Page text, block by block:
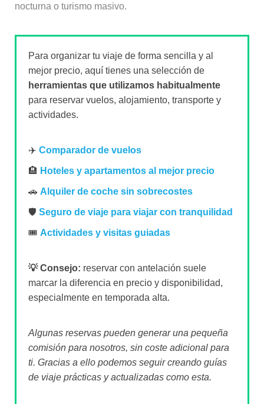
nocturna o turismo masivo.
Para organizar tu viaje de forma sencilla y al
mejor precio, aquí tienes una selección de
herramientas que utilizamos habitualmente
para reservar vuelos, alojamiento, transporte y
actividades.
✈️ Comparador de vuelos
🏨 Hoteles y apartamentos al mejor precio
🚗 Alquiler de coche sin sobrecostes
🛡️ Seguro de viaje para viajar con tranquilidad
🎟️ Actividades y visitas guiadas
💡 Consejo: reservar con antelación suele
marcar la diferencia en precio y disponibilidad,
especialmente en temporada alta.
Algunas reservas pueden generar una pequeña
comisión para nosotros, sin coste adicional para
ti. Gracias a ello podemos seguir creando guías
de viaje prácticas y actualizadas como esta.